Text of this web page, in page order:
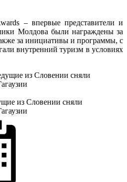
– впервые представители и
Молдова были награждены за
за инициативы и программы, с
внутренний туризм в условиях
из Словении сняли